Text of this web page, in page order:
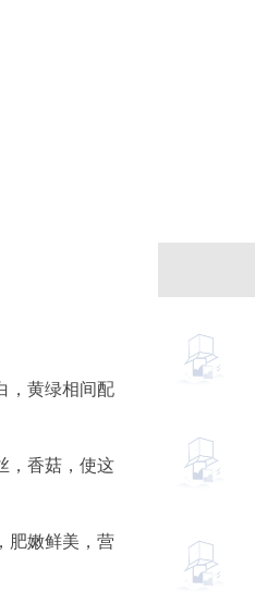
，黄绿相间配
，香菇，使这
肥嫩鲜美，营